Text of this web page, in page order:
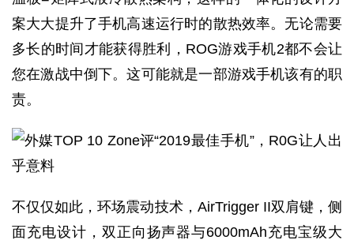
案大大提升了手机高速运行时的散热效率。无论需要
多长的时间才能获得胜利，ROG游戏手机2都不会让
您在激战中倒下。这可能就是一部游戏手机该有的职
责。
不仅仅如此，环场震动技术，AirTrigger II双肩键，侧
面充电设计，双正向扬声器与6000mAh充电宝级大